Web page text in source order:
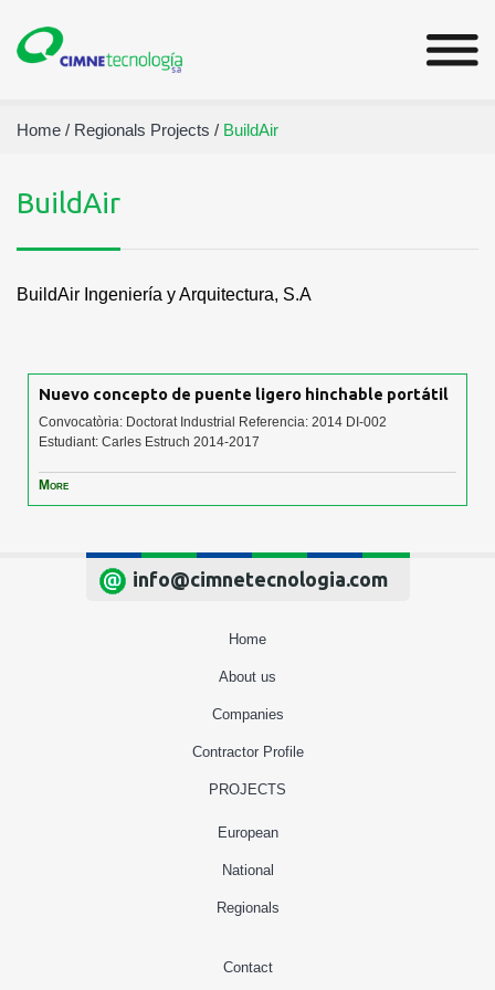
Home / Regionals Projects / BuildAir
BuildAir
BuildAir Ingeniería y Arquitectura, S.A
Nuevo concepto de puente ligero hinchable portátil
Convocatòria: Doctorat Industrial Referencia: 2014 DI-002
Estudiant: Carles Estruch 2014-2017
More
info@cimnetecnologia.com
Home
About us
Companies
Contractor Profile
PROJECTS
European
National
Regionals
Contact